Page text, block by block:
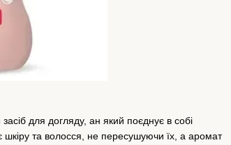
для догляду, ан який поєднує в собі
та волосся, не пересушуючи їх, а аромат